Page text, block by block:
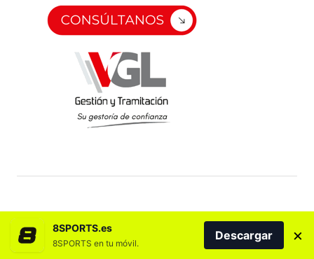
8SPORTS.es
8SPORTS en tu móvil.
Descargar ×